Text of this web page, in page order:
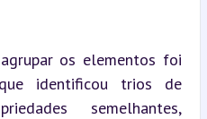
os elementos foi
identificou trios de
semelhantes,